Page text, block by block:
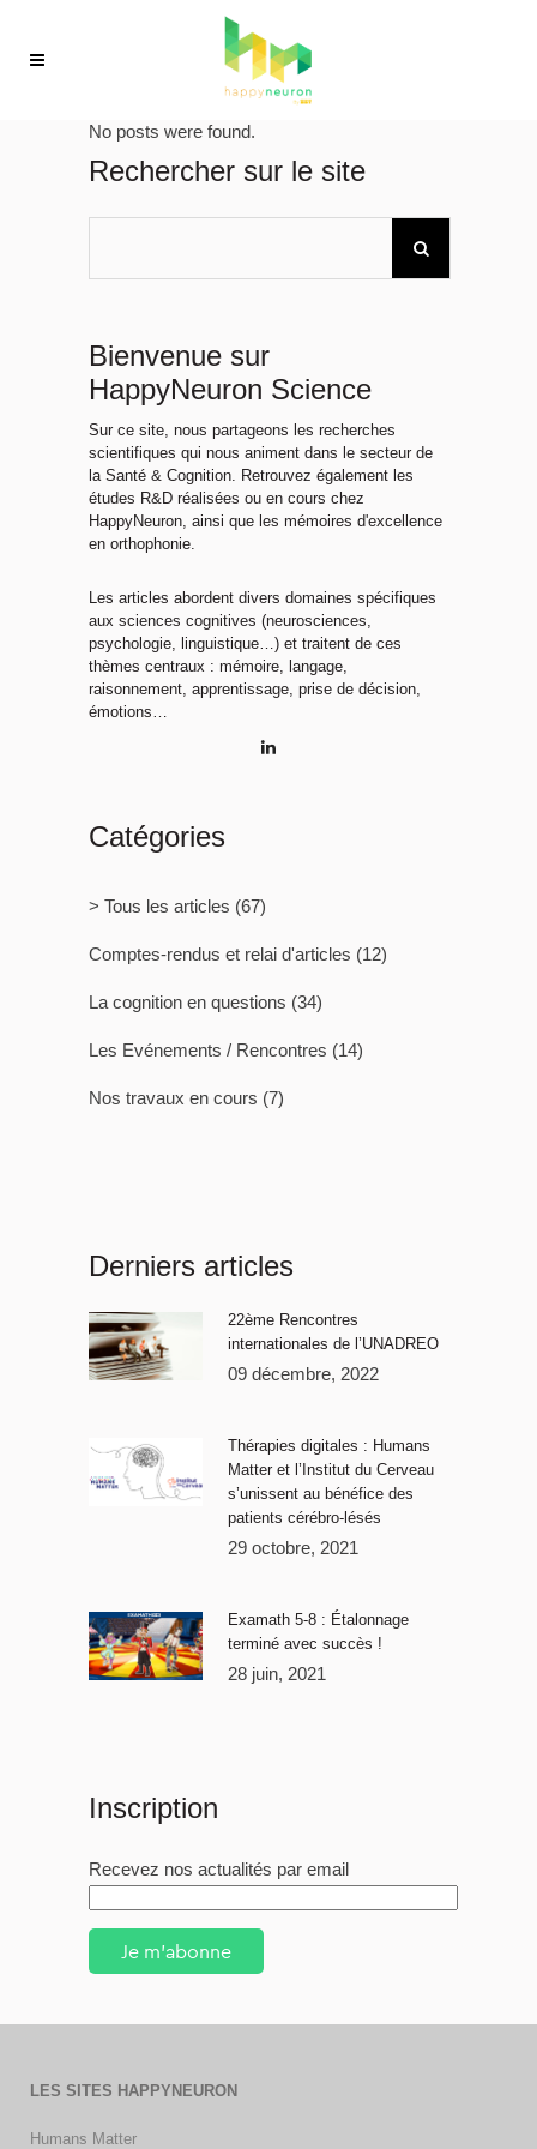
No posts were found.
Rechercher sur le site
Bienvenue sur
HappyNeuron Science
Sur ce site, nous partageons les recherches
scientifiques qui nous animent dans le secteur de
la Santé & Cognition. Retrouvez également les
études R&D réalisées ou en cours chez
HappyNeuron, ainsi que les mémoires d'excellence
en orthophonie.
Les articles abordent divers domaines spécifiques
aux sciences cognitives (neurosciences,
psychologie, linguistique…) et traitent de ces
thèmes centraux : mémoire, langage,
raisonnement, apprentissage, prise de décision,
émotions…
Catégories
> Tous les articles (67)
Comptes-rendus et relai d'articles (12)
La cognition en questions (34)
Les Evénements / Rencontres (14)
Nos travaux en cours (7)
Derniers articles
22ème Rencontres
internationales de l’UNADREO
09 décembre, 2022
Thérapies digitales : Humans
Matter et l’Institut du Cerveau
s’unissent au bénéfice des
patients cérébro-lésés
29 octobre, 2021
Examath 5-8 : Étalonnage
terminé avec succès !
28 juin, 2021
Inscription
Recevez nos actualités par email
Je m'abonne
LES SITES HAPPYNEURON
Humans Matter